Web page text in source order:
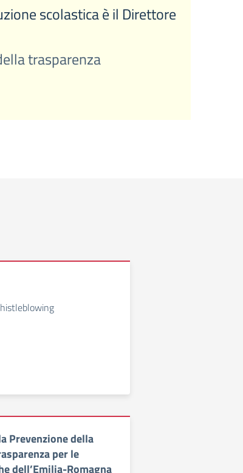
scolastica è il Direttore
trasparenza
Prevenzione della
per le
dell’Emilia-Romagna